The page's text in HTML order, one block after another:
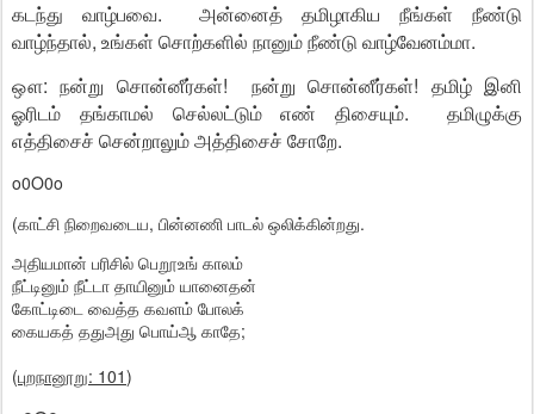
கடந்து வாழ்பவை. அன்னைத் தமிழாகிய நீங்கள் நீண்டு
வாழ்ந்தால், உங்கள் சொற்களில் நானும் நீண்டு வாழ்வேனம்மா.
ஔ: நன்று சொன்னீர்கள்! நன்று சொன்னீர்கள்! தமிழ் இனி
ஓரிடம் தங்காமல் செல்லட்டும் எண் திசையும். தமிழுக்கு
எத்திசைச் சென்றாலும் அத்திசைச் சோறே.
o0O0o
(காட்சி நிறைவடைய, பின்னணி பாடல் ஒலிக்கின்றது.
அதியமான் பரிசில் பெறூஉங் காலம்
நீட்டினும் நீட்டா தாயினும் யானைதன்
கோட்டிடை வைத்த கவளம் போலக்
கையகத் ததுஅது பொய்ஆ காதே;
(புறநானூறு: 101)